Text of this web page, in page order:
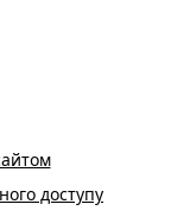
доступу